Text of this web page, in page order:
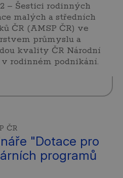
– Šestici rodinných
malých a středních
ČR (AMSP ČR) ve
průmyslu a
kvality ČR Národní
rodinném podnikání.
ČR
"Dotace pro
programů